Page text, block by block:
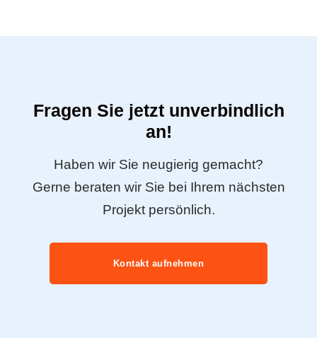
Fragen Sie jetzt unverbindlich
an!
Haben wir Sie neugierig gemacht?
Gerne beraten wir Sie bei Ihrem nächsten
Projekt persönlich.
Kontakt aufnehmen